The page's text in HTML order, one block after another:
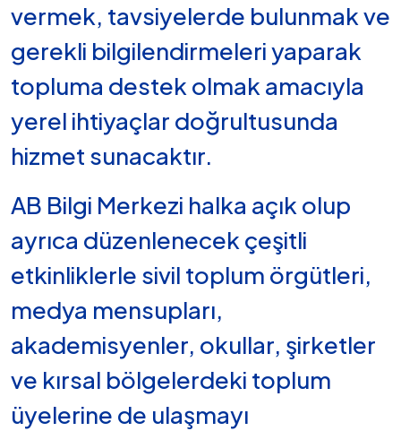
vermek, tavsiyelerde bulunmak ve
gerekli bilgilendirmeleri yaparak
topluma destek olmak amacıyla
yerel ihtiyaçlar doğrultusunda
hizmet sunacaktır.
AB Bilgi Merkezi halka açık olup
ayrıca düzenlenecek çeşitli
etkinliklerle sivil toplum örgütleri,
medya mensupları,
akademisyenler, okullar, şirketler
ve kırsal bölgelerdeki toplum
üyelerine de ulaşmayı